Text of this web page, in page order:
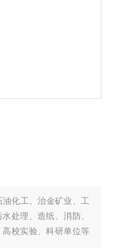
化工、治金矿业、工
处理、造纸、消防、
校实验、科研单位等